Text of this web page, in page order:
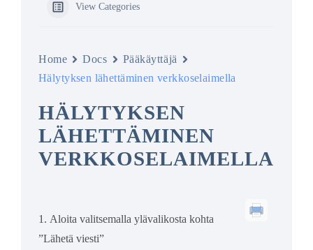
View Categories
Home Docs
Pääkäyttäjä
Hälytyksen lähettäminen verkkoselaimella
HÄLYTYKSEN
LÄHETTÄMINEN
VERKKOSELAIMELLA
1. Aloita valitsemalla ylävalikosta kohta
”Lähetä viesti”